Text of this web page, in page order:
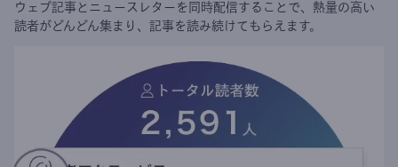
ウェブ記事とニュースレターを同時配信することで、熱量の高い
読者がどんどん集まり、記事を読み続けてもらえます。